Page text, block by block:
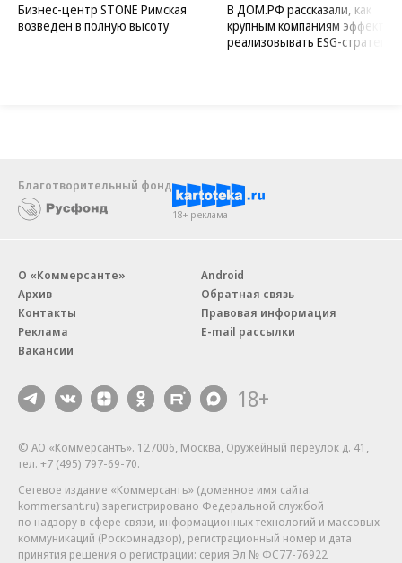
Бизнес-центр STONE Римская
возведен в полную высоту
В ДОМ.РФ рассказали, как
крупным компаниям
реализовывать ESG-стратегию
Благотворительный фонд
18+ реклама
О «Коммерсанте»
Архив
Контакты
Реклама
Вакансии
Android
Обратная связь
Правовая информация
E-mail рассылки
18+
© АО «Коммерсантъ». 127006, Москва, Оружейный переулок д. 41,
тел. +7 (495) 797-69-70.
Сетевое издание «Коммерсантъ» (доменное имя сайта:
kommersant.ru) зарегистрировано Федеральной службой
по надзору в сфере связи, информационных технологий и массовых
коммуникаций (Роскомнадзор), регистрационный номер и дата
принятия решения о регистрации: серия Эл № ФС77-76922